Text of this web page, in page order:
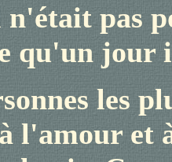
pas
qu'un jour
les
l'amour et